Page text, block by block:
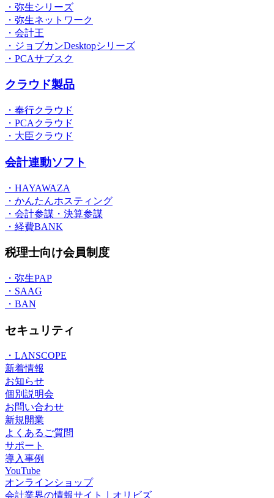
・弥生シリーズ
・弥生ネットワーク
・会計王
・ジョブカンDesktopシリーズ
・PCAサブスク
クラウド製品
・奉行クラウド
・PCAクラウド
・大臣クラウド
会計連動ソフト
・HAYAWAZA
・かんたんホスティング
・会計参謀・決算参謀
・経費BANK
税理士向け会員制度
・弥生PAP
・SAAG
・BAN
セキュリティ
・LANSCOPE
新着情報
お知らせ
個別説明会
お問い合わせ
新規開業
よくあるご質問
サポート
導入事例
YouTube
オンラインショップ
会計業界の情報サイト｜オリビズ